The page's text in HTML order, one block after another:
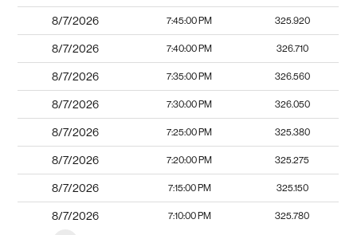
8/7/2026 7:45:00 PM 325.920
8/7/2026 7:40:00 PM 326.710
8/7/2026 7:35:00 PM 326.560
8/7/2026 7:30:00 PM 326.050
8/7/2026 7:25:00 PM 325.380
8/7/2026 7:20:00 PM 325.275
8/7/2026 7:15:00 PM 325.150
8/7/2026 7:10:00 PM 325.780